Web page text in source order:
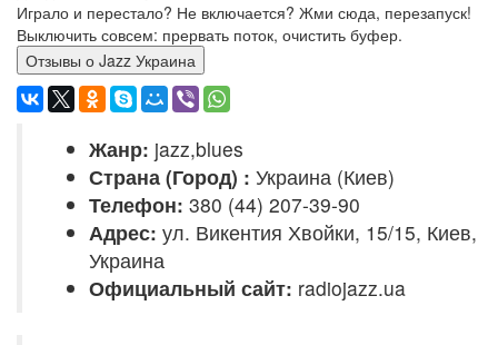
Играло и перестало? Не включается? Жми сюда, перезапуск!
Выключить совсем: прервать поток, очистить буфер.
Отзывы о Jazz Украина
Жанр: jazz,blues
Страна (Город) : Украина (Киев)
Телефон: 380 (44) 207-39-90
Адрес: ул. Викентия Хвойки, 15/15, Киев,
Украина
Официальный сайт: radiojazz.ua